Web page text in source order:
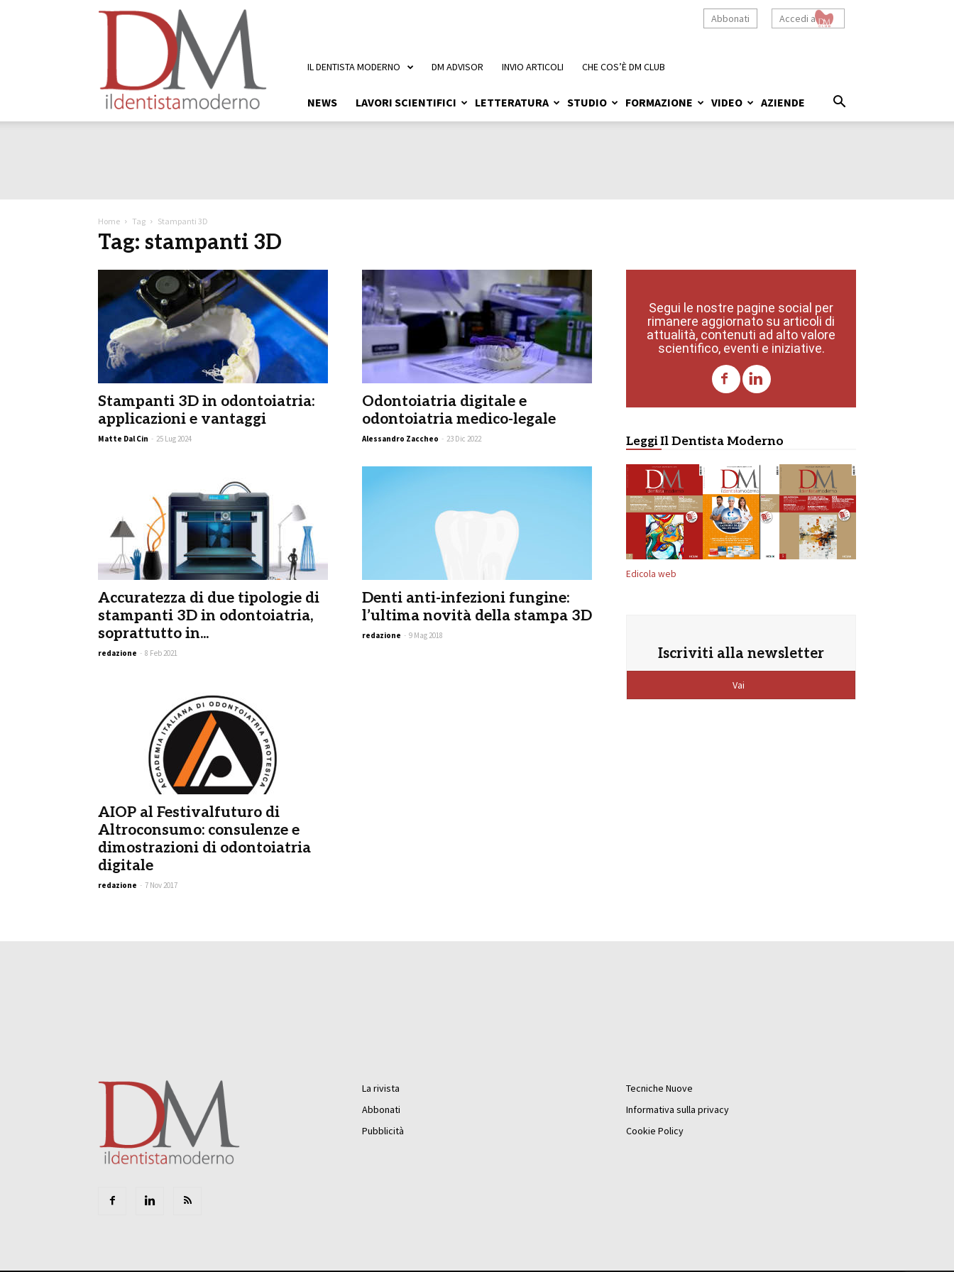
Accedi a
Abbonati
NEWS LAVORI SCIENTIFICI LETTERATURA STUDIO FORMAZIONE VIDEO AZIENDE
IL DENTISTA MODERNO DM ADVISOR INVIO ARTICOLI CHE COS’È DM CLUB
Home Tag Stampanti 3D
Tag: stampanti 3D
Stampanti 3D in odontoiatria:
applicazioni e vantaggi
Matte Dal Cin - 25 Lug 2024
Odontoiatria digitale e
odontoiatria medico-legale
Alessandro Zaccheo - 23 Dic 2022
Accuratezza di due tipologie di
stampanti 3D in odontoiatria,
soprattutto in...
redazione - 8 Feb 2021
Denti anti-infezioni fungine:
l’ultima novità della stampa 3D
redazione - 9 Mag 2018
AIOP al Festivalfuturo di
Altroconsumo: consulenze e
dimostrazioni di odontoiatria
digitale
redazione - 7 Nov 2017
Segui le nostre pagine social per
rimanere aggiornato su articoli di
attualità, contenuti ad alto valore
scientifico, eventi e iniziative.
Leggi Il Dentista Moderno
Edicola web
Iscriviti alla newsletter
Vai
La rivista
Abbonati
Pubblicità
Tecniche Nuove
Informativa sulla privacy
Cookie Policy